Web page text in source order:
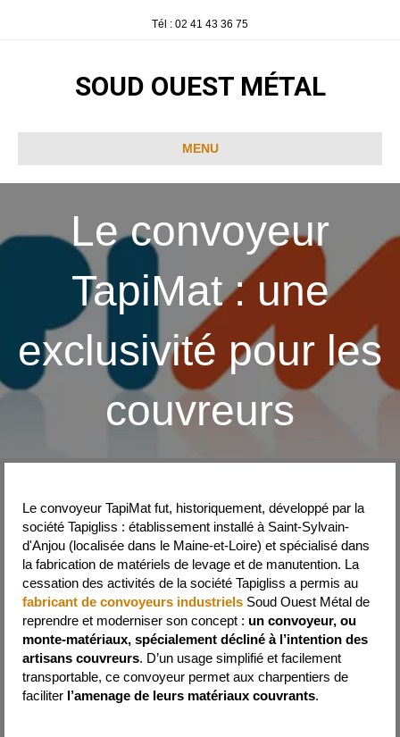
Tél : 02 41 43 36 75
SOUD OUEST MÉTAL
MENU
Le convoyeur
TapiMat : une
exclusivité pour les
couvreurs
Le convoyeur TapiMat fut, historiquement, développé par la
société Tapigliss : établissement installé à Saint-Sylvain-
d'Anjou (localisée dans le Maine-et-Loire) et spécialisé dans
la fabrication de matériels de levage et de manutention. La
cessation des activités de la société Tapigliss a permis au
fabricant de convoyeurs industriels Soud Ouest Métal de
reprendre et moderniser son concept : un convoyeur, ou
monte-matériaux, spécialement décliné à l’intention des
artisans couvreurs. D’un usage simplifié et facilement
transportable, ce convoyeur permet aux charpentiers de
faciliter l’amenage de leurs matériaux couvrants.